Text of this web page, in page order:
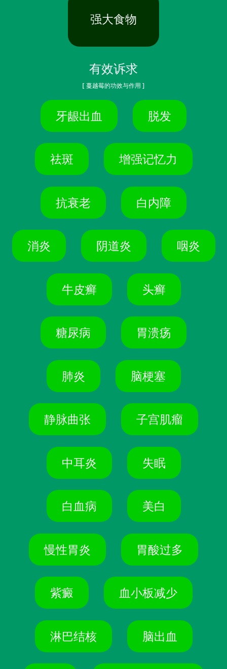
强大食物
有效诉求
[ 蔓越莓的功效与作用 ]
牙龈出血 脱发
祛斑 增强记忆力
抗衰老 白内障
消炎 阴道炎 咽炎
牛皮癣 头癣
糖尿病 胃溃疡
肺炎 脑梗塞
静脉曲张 子宫肌瘤
中耳炎 失眠
白血病 美白
慢性胃炎 胃酸过多
紫癜 血小板减少
淋巴结核 脑出血